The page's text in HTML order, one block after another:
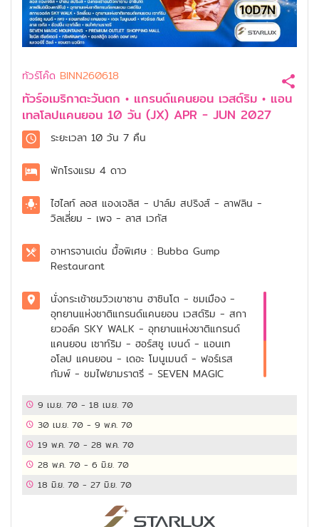
ทัวร์โค๊ด BINN260618
ทัวร์อเมริกาตะวันตก • แกรนด์แคนยอน เวสต์ริม • แอน
เทลโลปแคนยอน 10 วัน (JX) APR - JUN 2027
ระยะเวลา 10 วัน 7 คืน
พักโรงแรม 4 ดาว
ไฮไลท์ ลอส แองเจลิส - ปาล์ม สปริงส์ - ลาฟลิน -
วิลเลี่ยม - เพจ - ลาส เวกัส
อาหารจานเด่น มื้อพิเศษ : Bubba Gump
Restaurant
นั่งกระเช้าชมวิวเขาซาน ฮาซินโต - ชมเมือง -
อุทยานแห่งชาติแกรนด์แคนยอน เวสต์ริม - สกา
ยวอล์ค SKY WALK - อุทยานแห่งชาติแกรนด์
แคนยอน เซาท์ริม - ฮอร์สชู เบนด์ - แอนเท
อโลป แคนยอน - เดอะ โมนูเมนต์ - ฟอร์เรส
กัมพ์ - ชมไฟยามราตรี - SEVEN MAGIC
SHOPPING MALL - ช้อปปิ้ง เอาท์เล็ต - ไชนีส
เธียร์เตอร์ - กริฟฟินพาร์ค - ฮอลลิวู้ด วอล์ก
ออฟ เฟม - เบเวอร์รี่ ฮิลล์ - แซนตา มอนิกา
9 เม.ย. 70 - 18 เม.ย. 70
30 เม.ย. 70 - 9 พ.ค. 70
19 พ.ค. 70 - 28 พ.ค. 70
28 พ.ค. 70 - 6 มิ.ย. 70
18 มิ.ย. 70 - 27 มิ.ย. 70